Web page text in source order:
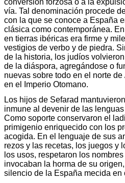
conversión forzosa o a la
vía. Tal denominación procede
con la que se conoce a España
clásica como contemporánea.
en tierras ibéricas era firme y
vestigios de verbo y de piedra.
de la historia, los judíos
de la diáspora, agregándose o
nuevas sobre todo en el norte
en el Imperio Otomano.
Los hijos de Sefarad
inmune al devenir de las
Como soporte conservaron el
primigenio enriquecido con los
acogida. En el lenguaje de sus
rezos y las recetas, los juegos y
los usos, respetaron los
invocaban la horma de su
silencio de la España mecida en